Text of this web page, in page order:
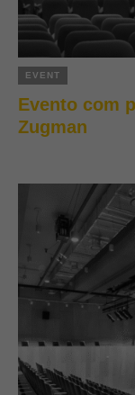
EVENT
Evento com
Zugman